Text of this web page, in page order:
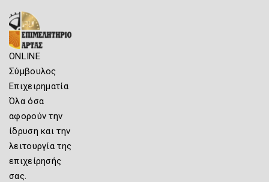
ONLINE
Σύμβουλος
Επιχειρηματία
Όλα όσα
αφορούν την
ίδρυση και την
λειτουργία της
επιχείρησής
σας.